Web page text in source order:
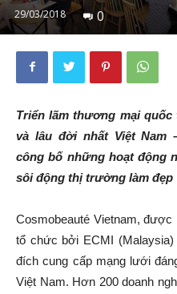
29/03/2018 0
Triển lãm thương mại
và lâu đời nhất Việt Nam
công bố những hoạt động
sôi động thị trường làm đẹp
Cosmobeauté Vietnam, được
tổ chức bởi ECMI
đích cung cấp mạng lưới
Việt Nam. Hơn 200 doanh